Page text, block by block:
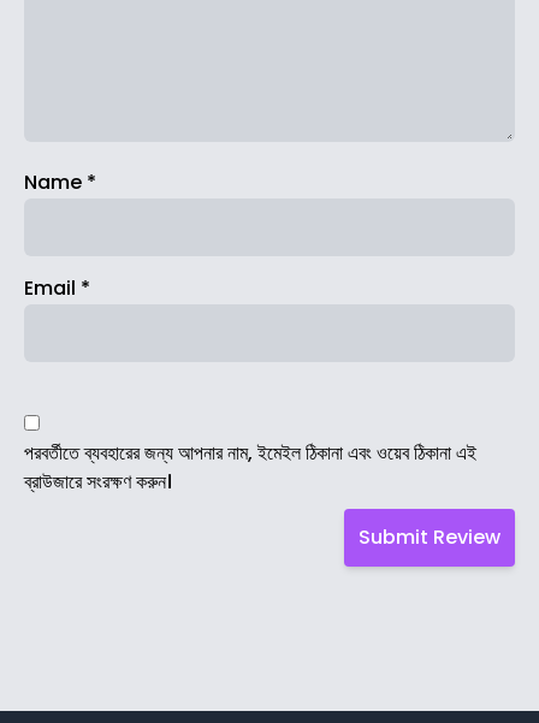
Name *
Email *
পরবর্তীতে ব্যবহারের জন্য আপনার নাম, ইমেইল ঠিকানা এবং ওয়েব ঠিকানা এই
ব্রাউজারে সংরক্ষণ করুন।